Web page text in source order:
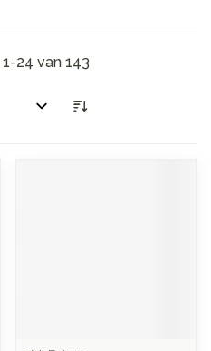
1-24 van 143